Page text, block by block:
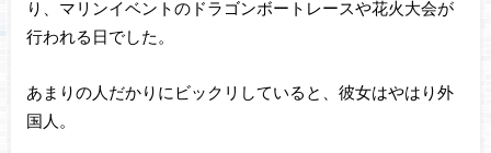
り、マリンイベントのドラゴンボートレースや花火大会が
行われる日でした。
あまりの人だかりにビックリしていると、彼女はやはり外
国人。